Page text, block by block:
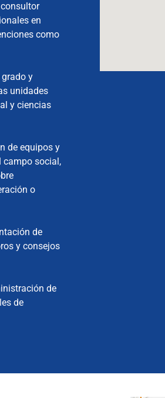
en
como
y
unidades
y ciencias
de equipos y
campo social,
o
de
y consejos
de
de